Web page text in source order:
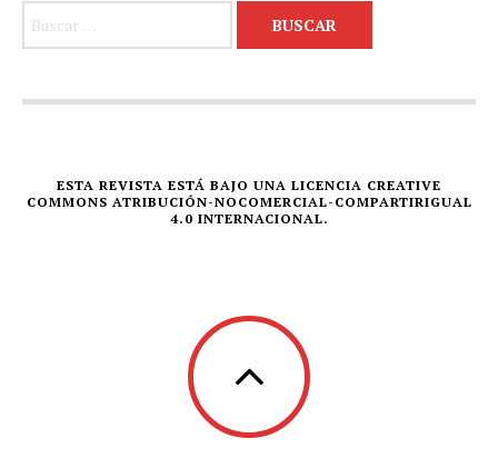
ESTA REVISTA ESTÁ BAJO UNA LICENCIA CREATIVE
COMMONS ATRIBUCIÓN-NOCOMERCIAL-COMPARTIRIGUAL
4.0 INTERNACIONAL.